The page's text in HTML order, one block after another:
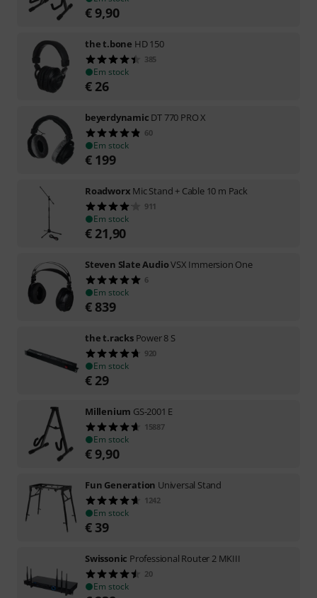
€9,90
the t.bone HD 150
385
Em stock
€ 26
beyerdynamic DT 770 PRO X
60
Em stock
€ 199
Roadworx Mic Stand + Cable 10 m Pack
911
Em stock
€ 21,90
Steven Slate AudioVSX Immersion One
6
Em stock
€ 839
the t.racks Power 8 S
920
Em stock
€ 29
Millenium GS-2001 E
15887
Em stock
€9,90
Fun Generation Universal Stand
1242
Em stock
€ 39
Swissonic Professional Router 2 MKIII
20
Em stock